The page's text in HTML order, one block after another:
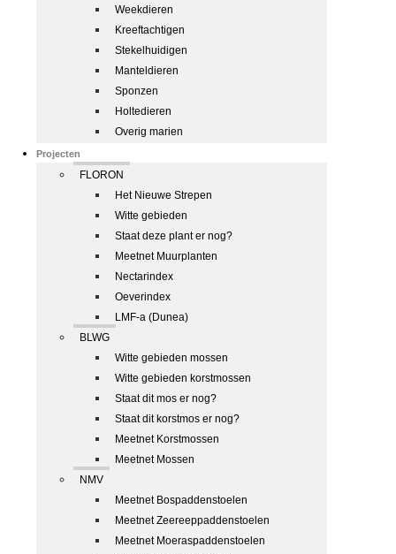
Weekdieren
Kreeftachtigen
Stekelhuidigen
Manteldieren
Sponzen
Holtedieren
Overig marien
Projecten
FLORON
Het Nieuwe Strepen
Witte gebieden
Staat deze plant er nog?
Meetnet Muurplanten
Nectarindex
Oeverindex
LMF-a (Dunea)
BLWG
Witte gebieden mossen
Witte gebieden korstmossen
Staat dit mos er nog?
Staat dit korstmos er nog?
Meetnet Korstmossen
Meetnet Mossen
NMV
Meetnet Bospaddenstoelen
Meetnet Zeereeppaddenstoelen
Meetnet Moeraspaddenstoelen